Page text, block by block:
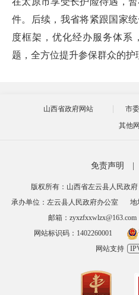
件。后续，我省将紧跟国家
度框架，优化经办服务体系
题，全方位提升参保群众的护
山西省政府网站 市委
其他
免责声明
版权所有：山西省左云县人民政府
承办单位：左云县人民政府办公室
地
邮箱：zyxzfxxwlzx@163.com
网站标识码：1402260001
网站支持